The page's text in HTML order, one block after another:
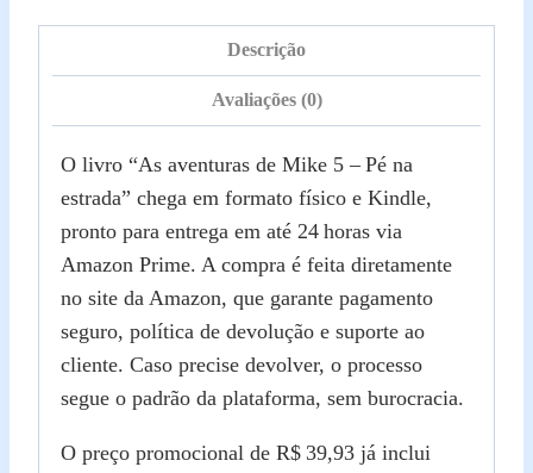
Descrição
Avaliações (0)
O livro “As aventuras de Mike 5 – Pé na
estrada” chega em formato físico e Kindle,
pronto para entrega em até 24 horas via
Amazon Prime. A compra é feita diretamente
no site da Amazon, que garante pagamento
seguro, política de devolução e suporte ao
cliente. Caso precise devolver, o processo
segue o padrão da plataforma, sem burocracia.
O preço promocional de R$ 39,93 já inclui